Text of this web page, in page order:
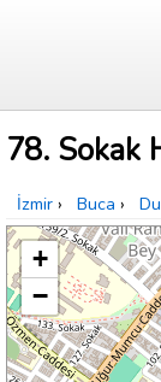
78. Sokak
İzmir › Buca ›
+
−